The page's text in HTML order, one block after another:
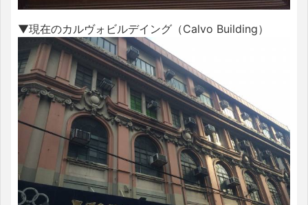
▼現在のカルヴォビルデイング（Calvo Building）